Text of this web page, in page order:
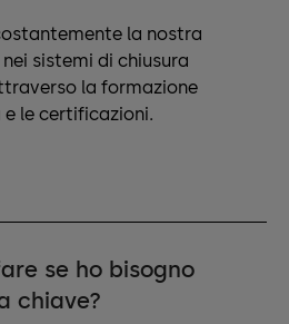
la nostra
sistemi di chiusura
la formazione
le certificazioni.
se ho bisogno
chiave?